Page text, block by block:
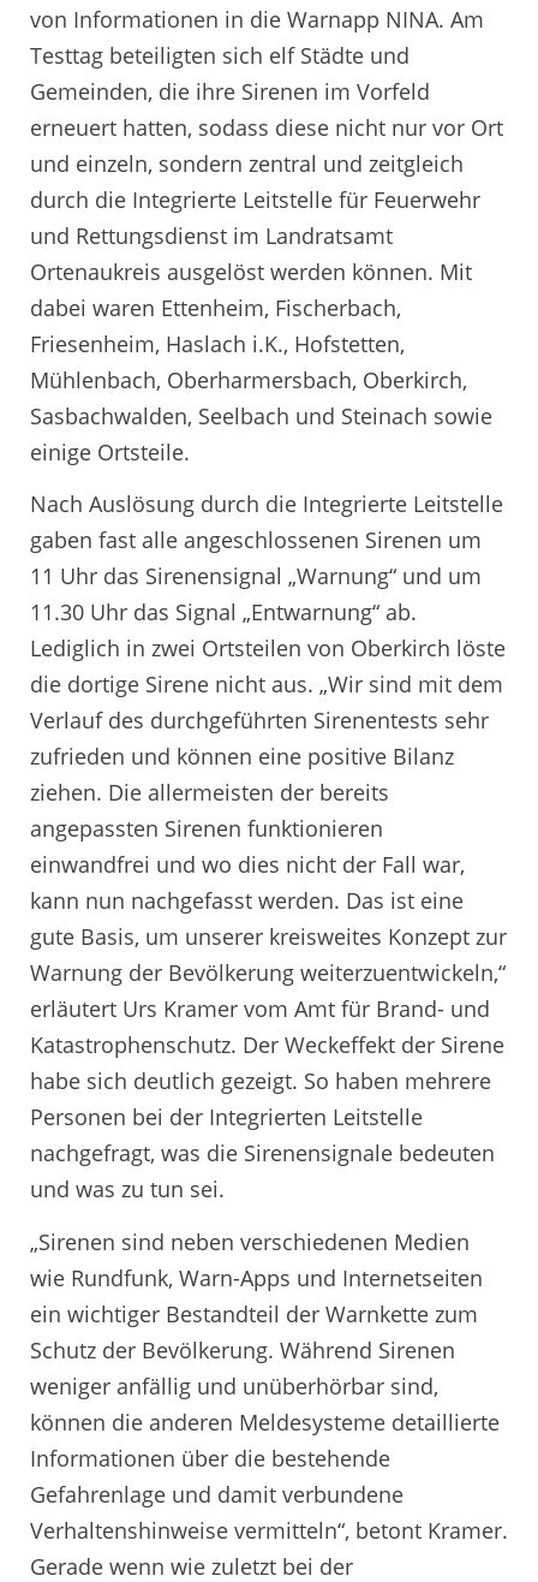
von Informationen in die Warnapp NINA. Am
Testtag beteiligten sich elf Städte und
Gemeinden, die ihre Sirenen im Vorfeld
erneuert hatten, sodass diese nicht nur vor Ort
und einzeln, sondern zentral und zeitgleich
durch die Integrierte Leitstelle für Feuerwehr
und Rettungsdienst im Landratsamt
Ortenaukreis ausgelöst werden können. Mit
dabei waren Ettenheim, Fischerbach,
Friesenheim, Haslach i.K., Hofstetten,
Mühlenbach, Oberharmersbach, Oberkirch,
Sasbachwalden, Seelbach und Steinach sowie
einige Ortsteile.
Nach Auslösung durch die Integrierte Leitstelle
gaben fast alle angeschlossenen Sirenen um
11 Uhr das Sirenensignal „Warnung“ und um
11.30 Uhr das Signal „Entwarnung“ ab.
Lediglich in zwei Ortsteilen von Oberkirch löste
die dortige Sirene nicht aus. „Wir sind mit dem
Verlauf des durchgeführten Sirenentests sehr
zufrieden und können eine positive Bilanz
ziehen. Die allermeisten der bereits
angepassten Sirenen funktionieren
einwandfrei und wo dies nicht der Fall war,
kann nun nachgefasst werden. Das ist eine
gute Basis, um unserer kreisweites Konzept zur
Warnung der Bevölkerung weiterzuentwickeln,“
erläutert Urs Kramer vom Amt für Brand- und
Katastrophenschutz. Der Weckeffekt der Sirene
habe sich deutlich gezeigt. So haben mehrere
Personen bei der Integrierten Leitstelle
nachgefragt, was die Sirenensignale bedeuten
und was zu tun sei.
„Sirenen sind neben verschiedenen Medien
wie Rundfunk, Warn-Apps und Internetseiten
ein wichtiger Bestandteil der Warnkette zum
Schutz der Bevölkerung. Während Sirenen
weniger anfällig und unüberhörbar sind,
können die anderen Meldesysteme detaillierte
Informationen über die bestehende
Gefahrenlage und damit verbundene
Verhaltenshinweise vermitteln“, betont Kramer.
Gerade wenn wie zuletzt bei der